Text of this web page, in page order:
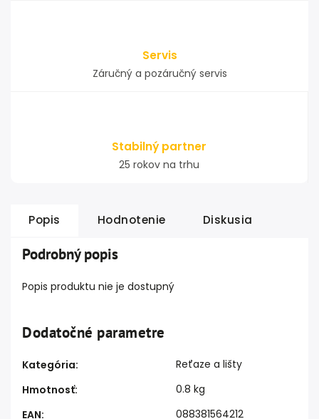
Servis
Záručný a pozáručný servis
Stabilný partner
25 rokov na trhu
Popis Hodnotenie Diskusia
Podrobný popis
Popis produktu nie je dostupný
Dodatočné parametre
Kategória:
Reťaze a lišty
Hmotnosť:
0.8 kg
EAN:
088381564212